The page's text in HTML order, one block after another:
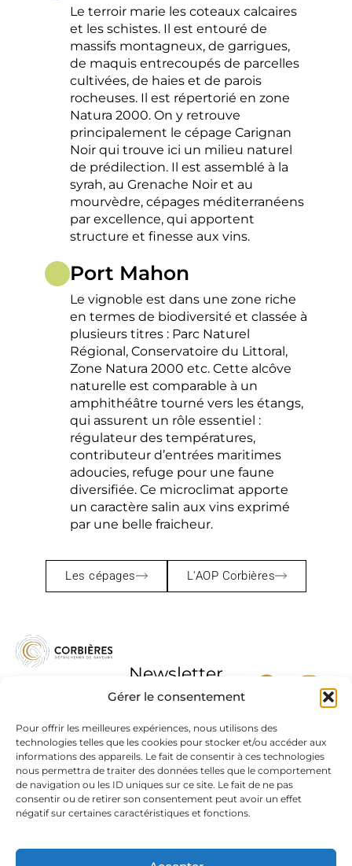
Gérer le consentement
Pour offrir les meilleures expériences, nous utilisons des
technologies telles que les cookies pour stocker et/ou accéder aux
informations des appareils. Le fait de consentir à ces technologies
nous permettra de traiter des données telles que le comportement
de navigation ou les ID uniques sur ce site. Le fait de ne pas
consentir ou de retirer son consentement peut avoir un effet
négatif sur certaines caractéristiques et fonctions.
Le terroir marie les coteaux calcaires
et les schistes. Il est entouré de
massifs montagneux, de garrigues,
de maquis entrecoupés de parcelles
cultivées, de haies et de parois
rocheuses. Il est répertorié en zone
Natura 2000. On y retrouve
principalement le cépage Carignan
Noir qui trouve ici un milieu naturel
de prédilection. Il est assemblé à la
syrah, au Grenache Noir et au
mourvèdre, cépages méditerranéens
par excellence, qui apportent
structure et finesse aux vins.
Port Mahon
Le vignoble est dans une zone riche
en termes de biodiversité et classée à
plusieurs titres : Parc Naturel
Régional, Conservatoire du Littoral,
Zone Natura 2000 etc. Cette alcôve
naturelle est comparable à un
amphithéâtre tourné vers les étangs,
qui assurent un rôle essentiel :
régulateur des températures,
contributeur d’entrées maritimes
adoucies, refuge pour une faune
diversifiée. Ce microclimat apporte
un caractère salin aux vins exprimé
par une belle fraicheur.
Les cépages L'AOP Corbières
Newsletter
J'accepte la
politique de
confidentialité